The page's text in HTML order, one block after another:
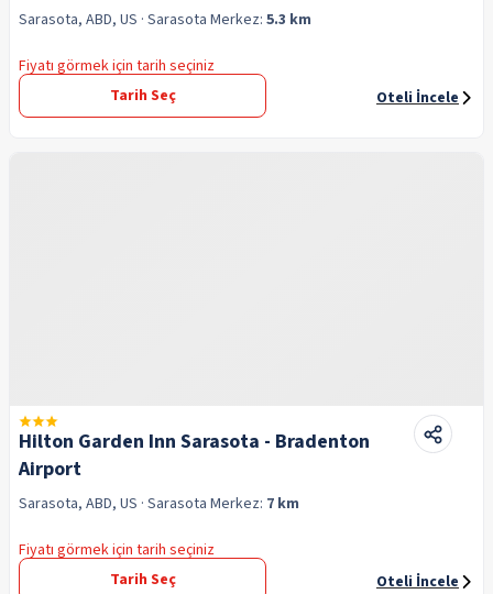
Sarasota, ABD, US · Sarasota Merkez: 5.3 km
Fiyatı görmek için tarih seçiniz
Tarih Seç
Oteli İncele
Hilton Garden Inn Sarasota - Bradenton
Airport
Sarasota, ABD, US · Sarasota Merkez: 7 km
Fiyatı görmek için tarih seçiniz
Tarih Seç
Oteli İncele